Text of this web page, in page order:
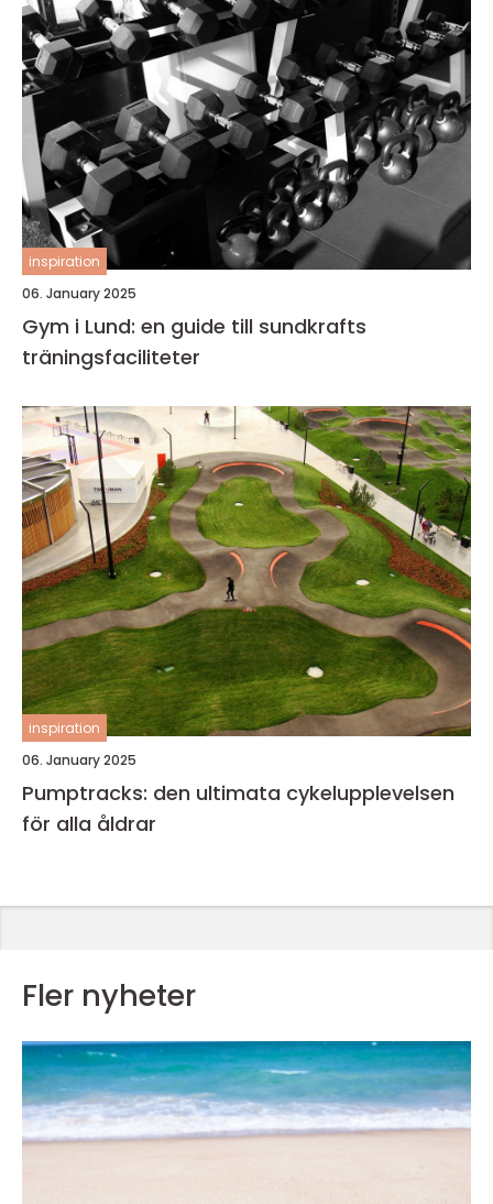
inspiration
06. January 2025
Gym i Lund: en guide till sundkrafts
träningsfaciliteter
inspiration
06. January 2025
Pumptracks: den ultimata cykelupplevelsen
för alla åldrar
Fler nyheter